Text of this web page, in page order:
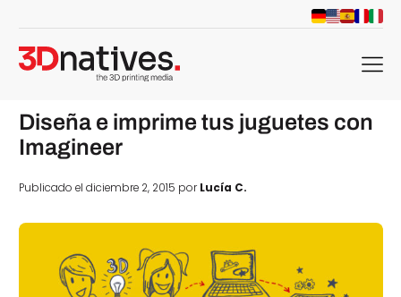
menu
Diseña e imprime tus juguetes con
Imagineer
Publicado el diciembre 2, 2015 porLucía C.